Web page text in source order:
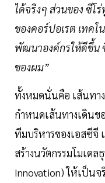
ได้จริงๆ ส่วนของ ซีโ
ของคอร์ปอเรต เทคโ
พัฒนาองค์กรให้ดีขึ้น
ของผม”
ทั้งหมดนั่นคือ เส้นทา
กำหนดเส้นทางเดินข
ทีมบริหารของเอสซีจี
สร้างนวัตกรรมโมเด
Innovation) ให้เป็นจ